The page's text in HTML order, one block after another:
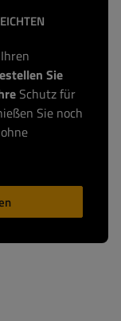
Sie
Schutz für
Sie noch